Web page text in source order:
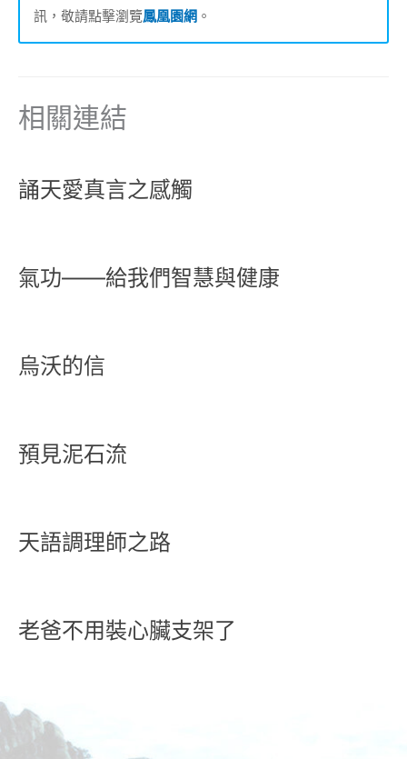
訊，敬請點擊瀏覽鳳凰園網 。
相關連結
誦天愛真言之感觸
氣功——給我們智慧與健康
烏沃的信
預見泥石流
天語調理師之路
老爸不用裝心臟支架了